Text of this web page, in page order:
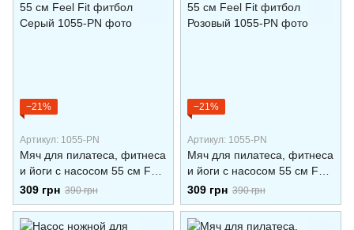
−21%
Артикул: 1055-PN
Мяч для пилатеса, фитнеса
и йоги с насосом 55 см Feel
Fit фитбол Серый
309 грн 390 грн
−21%
Артикул: 1055-PN
Мяч для пилатеса, фитнеса
и йоги с насосом 55 см Feel
Fit фитбол Розовый
309 грн 390 грн